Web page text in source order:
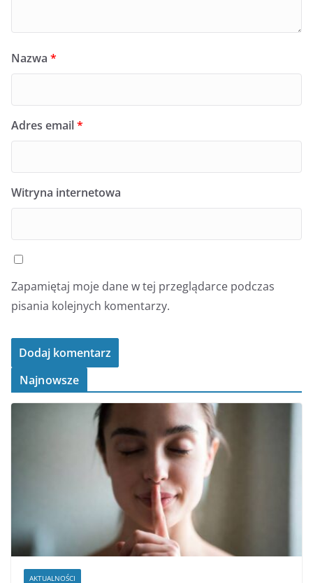
Nazwa *
Adres email*
Witryna internetowa
Zapamiętaj moje dane w tej przeglądarce podczas
pisania kolejnych komentarzy.
Najnowsze
AKTUALNOŚCI